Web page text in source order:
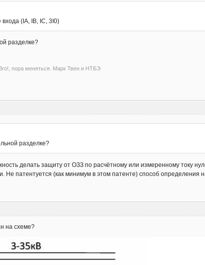
(IA, IB, IC, 3I0)
разделке?
пора меняться. Марк Твен и НТБЭ
разделке?
делать защиту от ОЗЗ по расчётному или измеренному току
Не патентуется (как минимум в этом патенте) способ
на схеме?